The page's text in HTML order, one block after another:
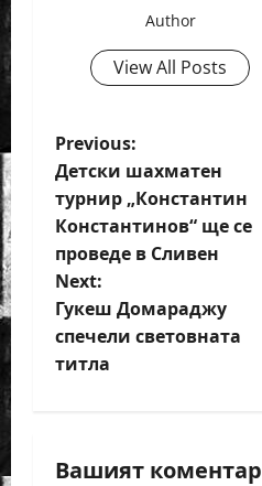
Author
View All Posts
P
o
s
t
n
a
i
Previous:
Детски шахматен
турнир „Константин
Константинов“ ще се
проведе в Сливен
Next:
Гукеш Домараджу
спечели световната
титла
Вашият коментар